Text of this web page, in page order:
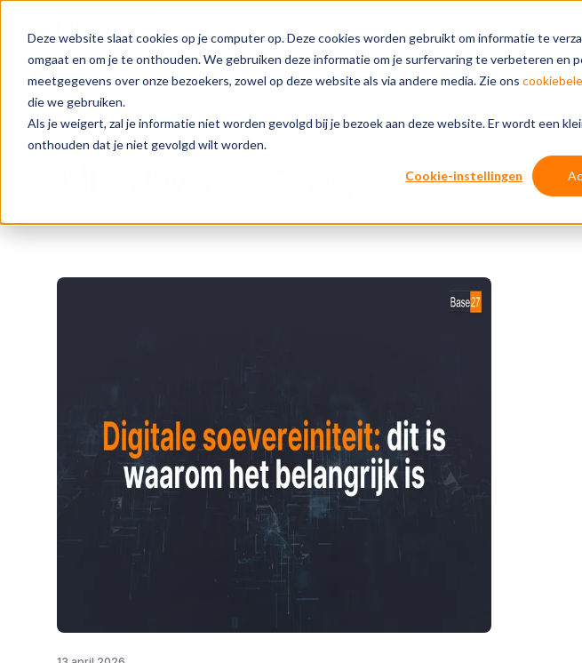
Deze website slaat cookies op je computer op. Deze cookies worden gebruikt om informatie te
omgaat en om je te onthouden. We gebruiken deze informatie om je surfervaring te verbeteren en
meetgegevens over onze bezoekers, zowel op deze website als via andere media. Zie ons
die we gebruiken.
Als je weigert, zal je informatie niet worden gevolgd bij je bezoek aan deze website. Er wordt een
onthouden dat je niet gevolgd wilt worden.
Cookie-instellingen
Features Prijzen